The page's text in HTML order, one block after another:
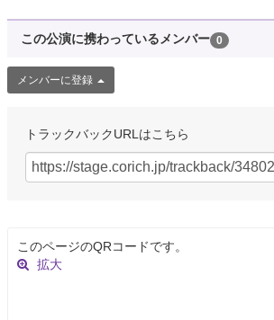
この公演に携わっているメンバー 0
メンバーに登録
トラックバックURLはこちら
このページのQRコードです。
拡大